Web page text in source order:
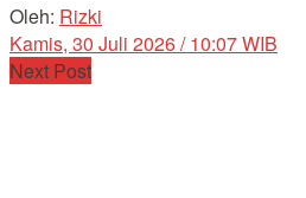
Oleh: Rizki
Kamis, 30 Juli 2026 / 10:07 WIB
Next Post